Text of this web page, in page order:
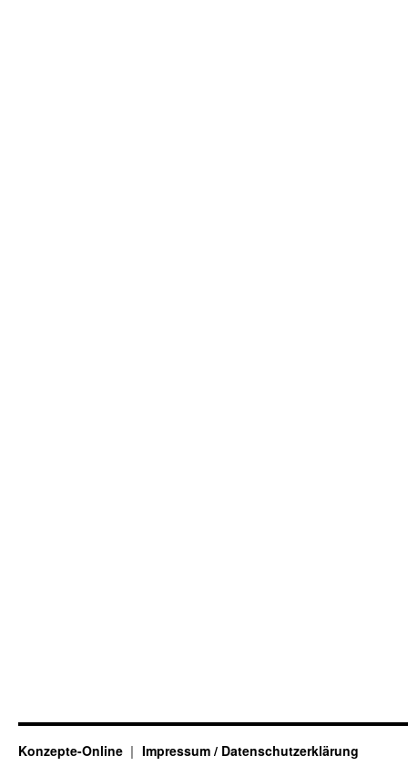
Konzepte-Online Impressum / Datenschutzerklärung